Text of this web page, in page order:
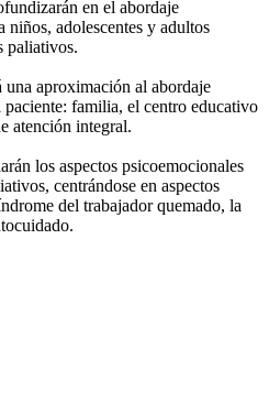
en el abordaje
niños, adolescentes y adultos
paliativos.
una aproximación al abordaje
familia, el centro educativo
atención integral.
los aspectos psicoemocionales
centrándose en aspectos
del trabajador quemado, la